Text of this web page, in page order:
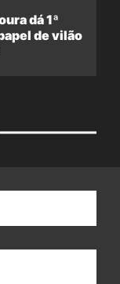
dá 1ª
de vilão